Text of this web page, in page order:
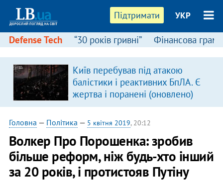
Підтримати УКР
Defense Tech “30 років гривні” Фінансова
Київ перебував під атакою
балістики і реактивних БпЛА. Є
жертва і поранені (оновлено)
Головна — Політика — 5 квітня 2019, 20:12
Волкер Про Порошенка: зробив
більше реформ, ніж будь-хто інший
за 20 років, і протистояв Путіну